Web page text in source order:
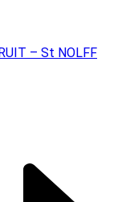
– St NOLFF